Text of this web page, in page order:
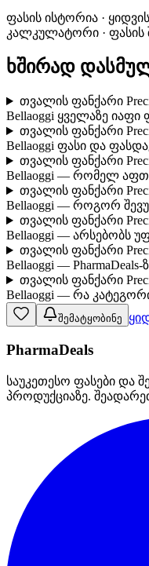
ფასის ისტორია ·
კალკულატორი · ფასის
ხშირად
თვალის ფანქარი
Bellaoggi ყველაზე
თვალის ფანქარი
Bellaoggi ფასი და
თვალის ფანქარი
Bellaoggi — რომელ
თვალის ფანქარი
Bellaoggi — როგორ
თვალის ფანქარი
Bellaoggi — არსებობს
თვალის ფანქარი
Bellaoggi —
თვალის ფანქარი
Bellaoggi — რა
შემატყობინე
PharmaDeals
საუკეთესო ფასები და
პროდუქციაზე.